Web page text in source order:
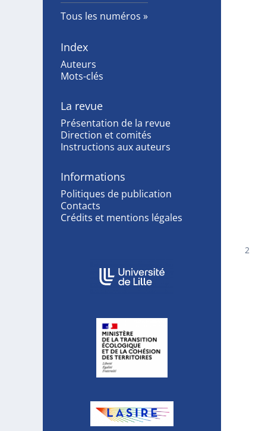
Tous les numéros
Index
Auteurs
Mots-clés
La revue
Présentation de la revue
Direction et comités
Instructions aux auteurs
Informations
Politiques de publication
Contacts
Crédits et mentions légales
Affiliations/partenaires